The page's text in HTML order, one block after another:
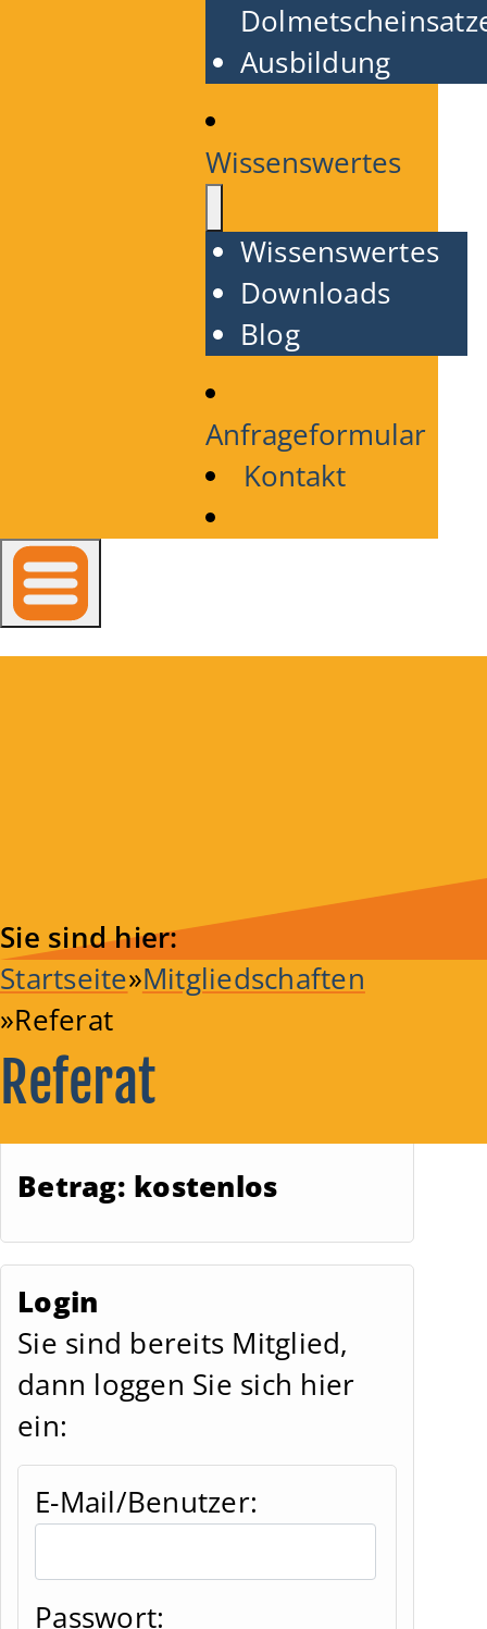
Ausbildung
Wissenswertes
Wissenswertes
Downloads
Blog
Anfrageformular
Kontakt
Sie sind hier:
Startseite Mitgliedschaften
Referat
Referat
Betrag: kostenlos
Login
Sie sind bereits Mitglied,
dann loggen Sie sich hier
ein:
E-Mail/Benutzer:
Passwort: